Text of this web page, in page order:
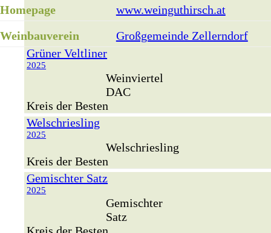
Homepage
www.weinguthirsch.at
Weinbauverein
Großgemeinde Zellerndorf
Grüner Veltliner
2025
Weinviertel
DAC
Kreis der Besten
Welschriesling
2025
Welschriesling
Kreis der Besten
Gemischter Satz
2025
Gemischter
Satz